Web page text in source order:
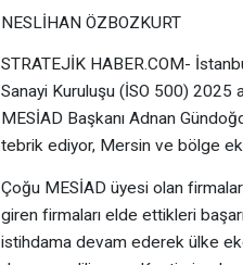
NESLİHAN ÖZBOZKURT
STRATEJİK HABER.COM-
Sanayi Kuruluşu (İSO 500) 2025
MESİAD Başkanı Adnan
tebrik ediyor, Mersin ve bölge
Çoğu MESİAD üyesi olan
giren firmaları elde ettikleri
istihdama devam ederek ülke